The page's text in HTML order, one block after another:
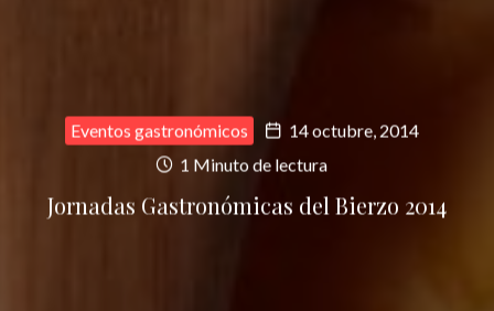
Eventos gastronómicos
14 octubre, 2014
1 Minuto de lectura
Jornadas Gastronómicas del Bierzo 2014